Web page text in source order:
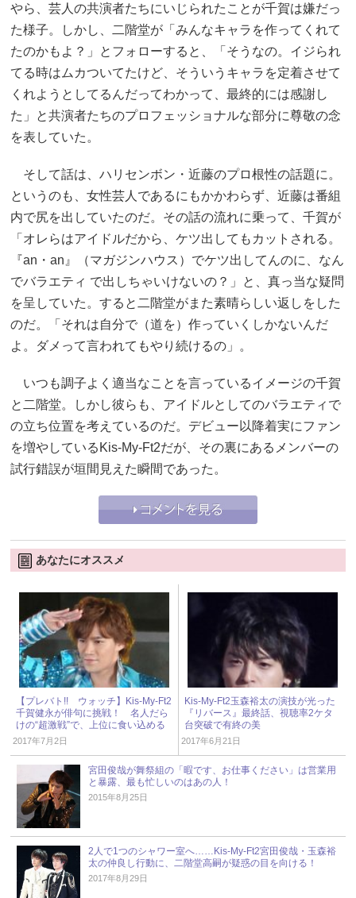
やら、芸人の共演者たちにいじられたことが千賀は嫌だっ
た様子。しかし、二階堂が「みんなキャラを作ってくれて
たのかもよ？」とフォローすると、「そうなの。イジられ
てる時はムカついてたけど、そういうキャラを定着させて
くれようとしてるんだってわかって、最終的には感謝し
た」と共演者たちのプロフェッショナルな部分に尊敬の念
を表していた。
そして話は、ハリセンボン・近藤のプロ根性の話題に。
というのも、女性芸人であるにもかかわらず、近藤は番組
内で尻を出していたのだ。その話の流れに乗って、千賀が
「オレらはアイドルだから、ケツ出してもカットされる。
『an・an』（マガジンハウス）でケツ出してんのに、なん
でバラエティ で出しちゃいけないの？」と、真っ当な疑問
を呈していた。すると二階堂がまた素晴らしい返しをした
のだ。「それは自分で（道を）作っていくしかないんだ
よ。ダメって言われてもやり続けるの」。
いつも調子よく適当なことを言っているイメージの千賀
と二階堂。しかし彼らも、アイドルとしてのバラエティで
の立ち位置を考えているのだ。デビュー以降着実にファン
を増やしているKis-My-Ft2だが、その裏にあるメンバーの
試行錯誤が垣間見えた瞬間であった。
あなたにオススメ
【プレバト!! ウォッチ】Kis-My-Ft2
千賀健永が俳句に挑戦！ 名人だら
けの“超激戦”で、上位に食い込める
か!?
2017年7月2日
Kis-My-Ft2玉森裕太の演技が光った
『リバース』最終話、視聴率2ケタ
台突破で有終の美
2017年6月21日
宮田俊哉が舞祭組の「暇です、お仕事ください」は営業用
と暴露、最も忙しいのはあの人！
2015年8月25日
2人で1つのシャワー室へ……Kis-My-Ft2宮田俊哉・玉森裕
太の仲良し行動に、二階堂高嗣が疑惑の目を向ける！
2017年8月29日